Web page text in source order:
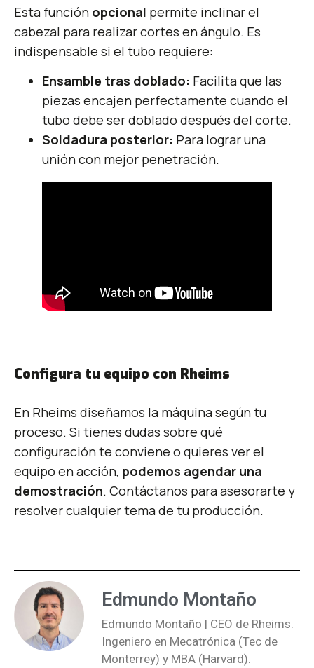
Esta función opcional permite inclinar el
cabezal para realizar cortes en ángulo. Es
indispensable si el tubo requiere:
Ensamble tras doblado: Facilita que las
piezas encajen perfectamente cuando el
tubo debe ser doblado después del corte.
Soldadura posterior: Para lograr una
unión con mejor penetración.
Configura tu equipo con Rheims
En Rheims diseñamos la máquina según tu
proceso. Si tienes dudas sobre qué
configuración te conviene o quieres ver el
equipo en acción, podemos agendar una
demostración. Contáctanos para asesorarte y
resolver cualquier tema de tu producción.
Edmundo Montaño
Edmundo Montaño | CEO de Rheims.
Ingeniero en Mecatrónica (Tec de
Monterrey) y MBA (Harvard).